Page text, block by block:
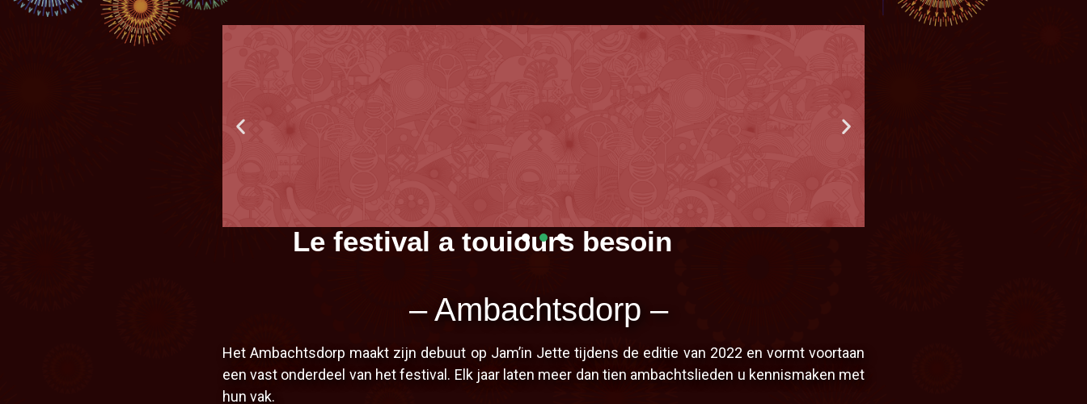
Le Jam'In Jette On tour 2025
3 RDV extra-muros pour venir à votre rencontre et patienter avant mai :
Brasserie Illegaal, Brasserie de la Senne, Brasserie de la Mule
– Ambachtsdorp –
Het Ambachtsdorp maakt zijn debuut op Jam’in Jette tijdens de editie van 2022 en vormt voortaan
een vast onderdeel van het festival. Elk jaar laten meer dan tien ambachtslieden u kennismaken met
hun vak.